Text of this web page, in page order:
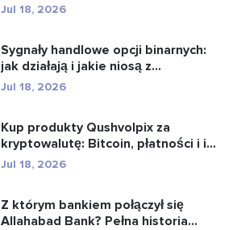
intel...
Jul 18, 2026
Sygnały handlowe opcji binarnych:
jak działają i jakie niosą z...
Jul 18, 2026
Kup produkty Qushvolpix za
kryptowalutę: Bitcoin, płatności i i...
Jul 18, 2026
Z którym bankiem połączył się
Allahabad Bank? Pełna historia...